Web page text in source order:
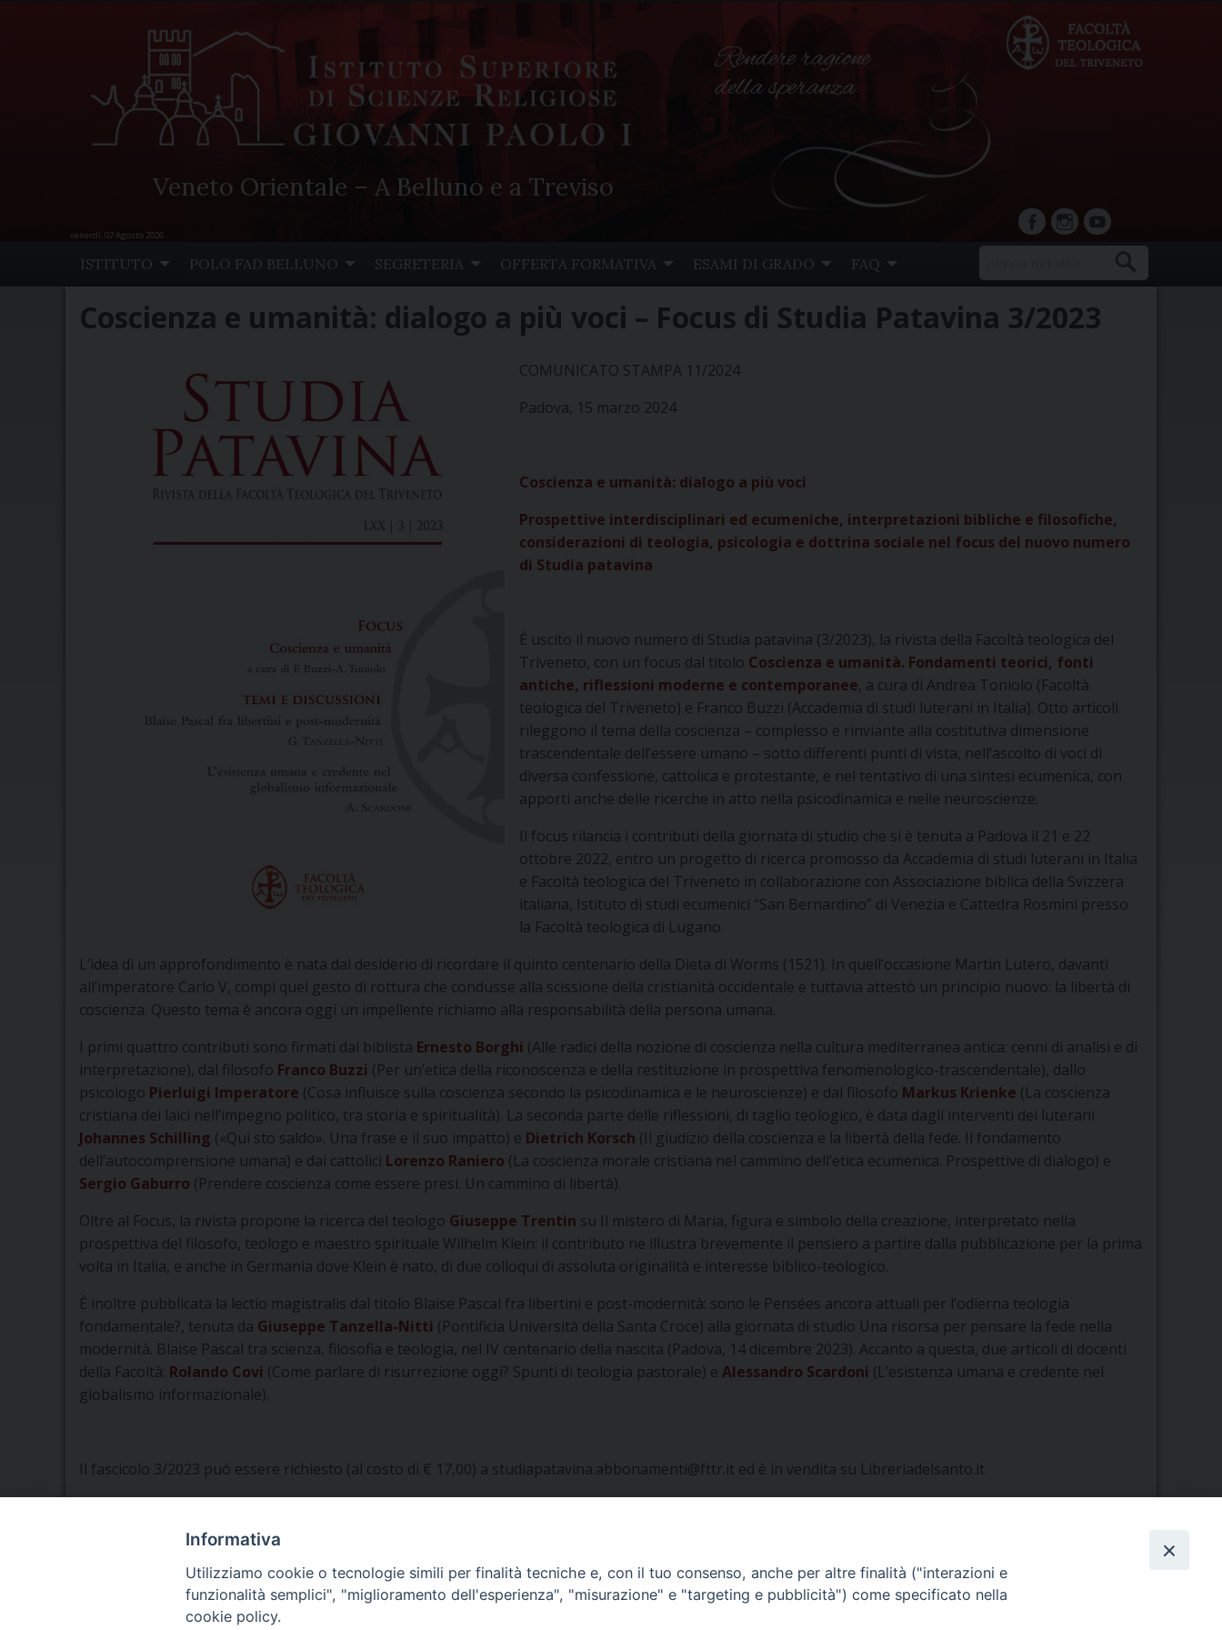
Veneto Orientale – A Belluno e a Treviso
Rendere ragione
della speranza
facebookInstagram
YouTube
venerdì, 07 Agosto 2026
ISTITUTO POLO FAD BELLUNO SEGRETERIA OFFERTA FORMATIVA ESAMI DI GRADO FAQ
Coscienza e umanità: dialogo a più voci – Focus di Studia Patavina 3/2023
COMUNICATO STAMPA 11/2024
Padova, 15 marzo 2024
Coscienza e umanità: dialogo a più voci
Prospettive interdisciplinari ed ecumeniche, interpretazioni bibliche e filosofiche,
considerazioni di teologia, psicologia e dottrina sociale nel focus del nuovo numero
di Studia patavina
È uscito il nuovo numero di Studia patavina (3/2023), la rivista della Facoltà teologica del
Triveneto, con un focus dal titolo Coscienza e umanità. Fondamenti teorici, fonti
antiche, riflessioni moderne e contemporanee, a cura di Andrea Toniolo (Facoltà
teologica del Triveneto) e Franco Buzzi (Accademia di studi luterani in Italia). Otto articoli
rileggono il tema della coscienza – complesso e rinviante alla costitutiva dimensione
trascendentale dell’essere umano – sotto differenti punti di vista, nell’ascolto di voci di
diversa confessione, cattolica e protestante, e nel tentativo di una sintesi ecumenica, con
apporti anche delle ricerche in atto nella psicodinamica e nelle neuroscienze.
Il focus rilancia i contributi della giornata di studio che si è tenuta a Padova il 21 e 22
ottobre 2022, entro un progetto di ricerca promosso da Accademia di studi luterani in Italia
e Facoltà teologica del Triveneto in collaborazione con Associazione biblica della Svizzera
italiana, Istituto di studi ecumenici “San Bernardino” di Venezia e Cattedra Rosmini presso
la Facoltà teologica di Lugano.
L’idea di un approfondimento è nata dal desiderio di ricordare il quinto centenario della Dieta di Worms (1521). In quell’occasione Martin Lutero, davanti
all’imperatore Carlo V, compì quel gesto di rottura che condusse alla scissione della cristianità occidentale e tuttavia attestò un principio nuovo: la libertà di
coscienza. Questo tema è ancora oggi un impellente richiamo alla responsabilità della persona umana.
I primi quattro contributi sono firmati dal biblista Ernesto Borghi (Alle radici della nozione di coscienza nella cultura mediterranea antica: cenni di analisi e di
interpretazione), dal filosofo Franco Buzzi (Per un’etica della riconoscenza e della restituzione in prospettiva fenomenologico-trascendentale), dallo
psicologo Pierluigi Imperatore (Cosa influisce sulla coscienza secondo la psicodinamica e le neuroscienze) e dal filosofo Markus Krienke (La coscienza
cristiana dei laici nell’impegno politico, tra storia e spiritualità). La seconda parte delle riflessioni, di taglio teologico, è data dagli interventi dei luterani
Johannes Schilling («Qui sto saldo». Una frase e il suo impatto) e Dietrich Korsch (Il giudizio della coscienza e la libertà della fede. Il fondamento
dell’autocomprensione umana) e dai cattolici Lorenzo Raniero (La coscienza morale cristiana nel cammino dell’etica ecumenica. Prospettive di dialogo) e
Sergio Gaburro (Prendere coscienza come essere presi. Un cammino di libertà).
Oltre al Focus, la rivista propone la ricerca del teologo Giuseppe Trentin su Il mistero di Maria, figura e simbolo della creazione, interpretato nella
prospettiva del filosofo, teologo e maestro spirituale Wilhelm Klein: il contributo ne illustra brevemente il pensiero a partire dalla pubblicazione per la prima
volta in Italia, e anche in Germania dove Klein è nato, di due colloqui di assoluta originalità e interesse biblico-teologico.
È inoltre pubblicata la lectio magistralis dal titolo Blaise Pascal fra libertini e post-modernità: sono le Pensées ancora attuali per l’odierna teologia
fondamentale?, tenuta da Giuseppe Tanzella-Nitti (Pontificia Università della Santa Croce) alla giornata di studio Una risorsa per pensare la fede nella
modernità. Blaise Pascal tra scienza, filosofia e teologia, nel IV centenario della nascita (Padova, 14 dicembre 2023). Accanto a questa, due articoli di docenti
della Facoltà: Rolando Covi (Come parlare di risurrezione oggi? Spunti di teologia pastorale) e Alessandro Scardoni (L’esistenza umana e credente nel
globalismo informazionale).
Il fascicolo 3/2023 può essere richiesto (al costo di € 17,00) a studiapatavina.abbonamenti@fttr.it ed è in vendita su Libreriadelsanto.it
Seminario Vescovile di Treviso
Informativa
Utilizziamo cookie o tecnologie simili per finalità tecniche e, con il tuo consenso, anche per altre finalità ("interazioni e
funzionalità semplici", "miglioramento dell'esperienza", "misurazione" e "targeting e pubblicità") come specificato nella
cookie policy.